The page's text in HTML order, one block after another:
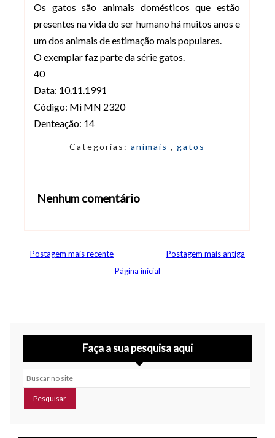
Os gatos são animais domésticos que estão
presentes na vida do ser humano há muitos anos e
um dos animais de estimação mais populares.
O exemplar faz parte da série gatos.
40
Data: 10.11.1991
Código: Mi MN 2320
Denteação: 14
Categorias: animais , gatos
Nenhum comentário
Postagem mais recente
Postagem mais antiga
Página inicial
Faça a sua pesquisa aqui
Buscar no site